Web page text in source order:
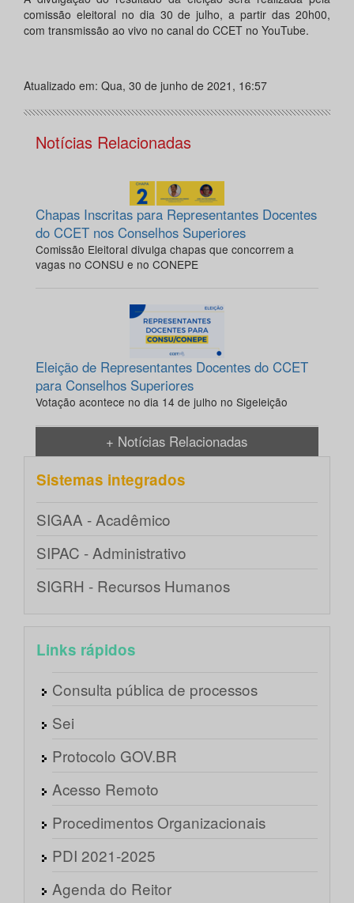
comissão eleitoral no dia 30 de julho, a partir das 20h00,
com transmissão ao vivo no canal do CCET no YouTube.
Atualizado em: Qua, 30 de junho de 2021, 16:57
Notícias Relacionadas
Chapas Inscritas para Representantes Docentes
do CCET nos Conselhos Superiores
Comissão Eleitoral divulga chapas que concorrem a
vagas no CONSU e no CONEPE
Eleição de Representantes Docentes do CCET
para Conselhos Superiores
Votação acontece no dia 14 de julho no Sigeleição
+ Notícias Relacionadas
Sistemas integrados
SIGAA - Acadêmico
SIPAC - Administrativo
SIGRH - Recursos Humanos
Links rápidos
Consulta pública de processos
Sei
Protocolo GOV.BR
Acesso Remoto
Procedimentos Organizacionais
PDI 2021-2025
Agenda do Reitor